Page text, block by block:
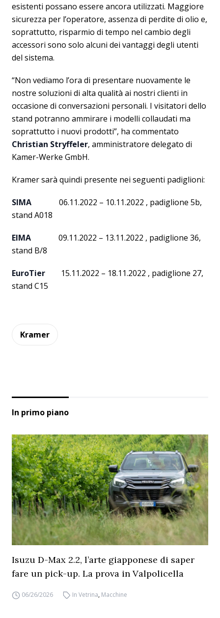
esistenti possano essere ancora utilizzati. Maggiore
sicurezza per l’operatore, assenza di perdite di olio e,
soprattutto, risparmio di tempo nel cambio degli
accessori sono solo alcuni dei vantaggi degli utenti
del sistema.
“Non vediamo l’ora di presentare nuovamente le
nostre soluzioni di alta qualità ai nostri clienti in
occasione di conversazioni personali. I visitatori dello
stand potranno ammirare i modelli collaudati ma
soprattutto i nuovi prodotti”, ha commentato
Christian Stryffeler, amministratore delegato di
Kamer-Werke GmbH.
Kramer sarà quindi presente nei seguenti padiglioni:
SIMA 06.11.2022 – 10.11.2022 , padiglione 5b,
stand A018
EIMA 09.11.2022 – 13.11.2022 , padiglione 36,
stand B/8
EuroTier 15.11.2022 – 18.11.2022 , padiglione 27,
stand C15
Kramer
In primo piano
Isuzu D-Max 2.2, l’arte giapponese di saper
fare un pick-up. La prova in Valpolicella
06/26/2026 In Vetrina, Macchine